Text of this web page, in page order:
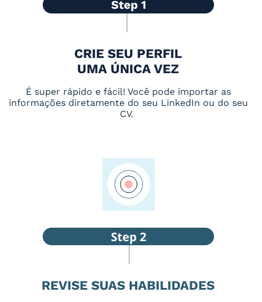
CRIE SEU PERFIL
UMA ÚNICA VEZ
É super rápido e fácil! Você pode importar as
informações diretamente do seu LinkedIn ou do seu
CV.
REVISE SUAS HABILIDADES